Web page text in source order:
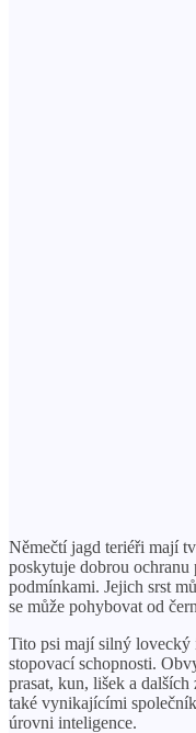
Němečtí jagd teriéři mají
poskytuje dobrou ochranu
podmínkami. Jejich srst
se může pohybovat od
Tito psi mají silný
stopovací schopnosti.
prasat, kun, lišek a
také vynikajícími
úrovni inteligence.